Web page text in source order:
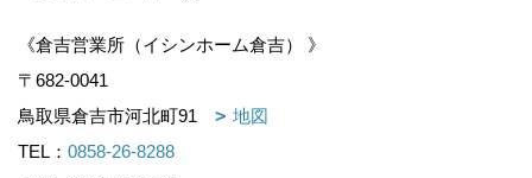
《倉吉営業所（イシンホーム倉吉） 》
〒682-0041
鳥取県倉吉市河北町91
地図
TEL： 0858-26-8288